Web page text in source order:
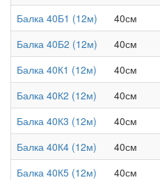
Балка 40Б1 (12м)
40см
Балка 40Б2 (12м)
40см
Балка 40К1 (12м)
40см
Балка 40К2 (12м)
40см
Балка 40К3 (12м)
40см
Балка 40К4 (12м)
40см
Балка 40К5 (12м)
40см